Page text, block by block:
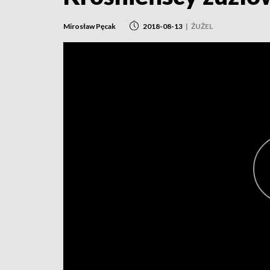
Mirosław Pęcak 2018-08-13 | ŻUŻEL